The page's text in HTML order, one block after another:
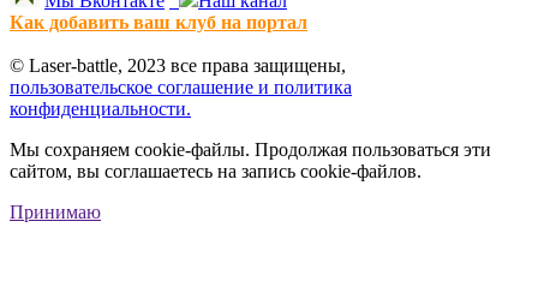
Как добавить ваш клуб на портал
© Laser-battle, 2023 все права защищены,
пользовательское соглашение и политика
конфиденциальности.
Мы сохраняем cookie-файлы. Продолжая пользоваться эти
сайтом, вы соглашаетесь на запись cookie-файлов.
Принимаю